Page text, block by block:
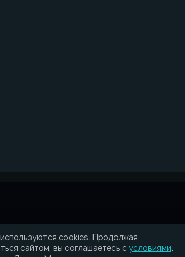
cookies. Продолжая
сайтом, вы соглашаетесь с условиями.